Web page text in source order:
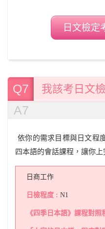
日文檢定
Q7 我該考日文
A7
依你的需求目標與日文程
四本語的會話課程，讓你上
日商工作
N1